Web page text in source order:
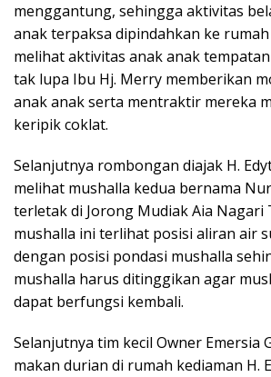
menggantung, sehingga aktivitas
anak terpaksa dipindahkan ke
melihat aktivitas anak anak
tak lupa Ibu Hj. Merry memberikan
anak anak serta mentraktir mereka
keripik coklat.
Selanjutnya rombongan diajak H.
melihat mushalla kedua bernama
terletak di Jorong Mudiak Aia Nagari
mushalla ini terlihat posisi aliran air
dengan posisi pondasi mushalla
mushalla harus ditinggikan agar
dapat berfungsi kembali.
Selanjutnya tim kecil Owner Emersia
makan durian di rumah kediaman H.